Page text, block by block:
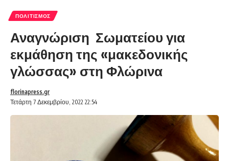
ΠΟΛΙΤΙΣΜΌΣ
Αναγνώριση Σωματείου για
εκμάθηση της «μακεδονικής
γλώσσας» στη Φλώρινα
Τετάρτη 7 Δεκεμβρίου, 2022 22:54
florinapress.gr